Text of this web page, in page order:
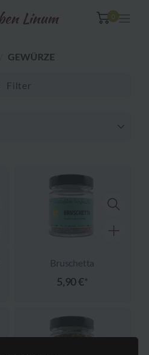
GEWÜRZE
Filter
Bruschetta
5,90€
0